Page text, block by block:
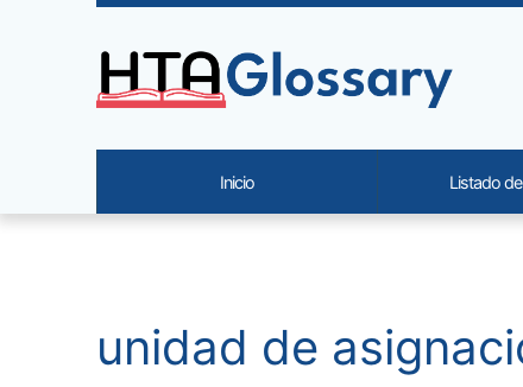
Navigation and related
unidad de
Site identity, navigation, etc.
Inicio Listado